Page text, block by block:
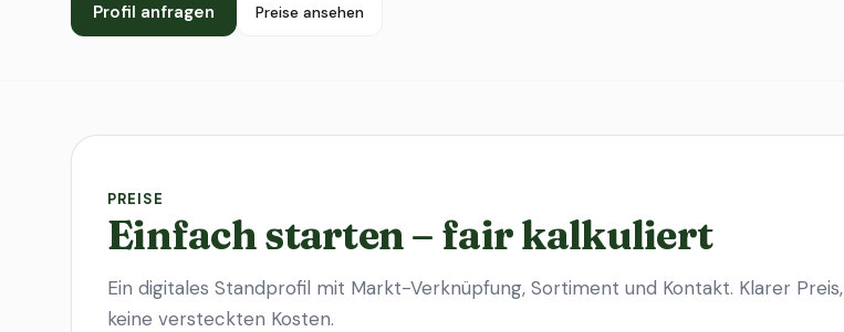
Profil anfragen Preise ansehen
PREISE
Einfach starten – fair kalkuliert
Ein digitales Standprofil mit Markt-Verknüpfung, Sortiment und Kontakt. Klarer Preis,
keine versteckten Kosten.